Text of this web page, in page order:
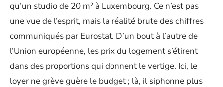
qu’un studio de 20 m² à Luxembourg. Ce n’est pas
une vue de l’esprit, mais la réalité brute des chiffres
communiqués par Eurostat. D’un bout à l’autre de
l’Union européenne, les prix du logement s’étirent
dans des proportions qui donnent le vertige. Ici, le
loyer ne grève guère le budget ; là, il siphonne plus